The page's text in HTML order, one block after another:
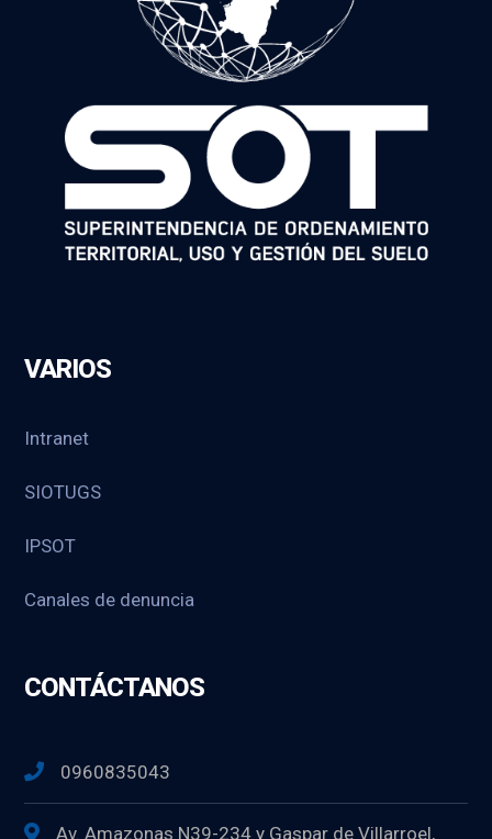
VARIOS
Intranet
SIOTUGS
IPSOT
Canales de denuncia
CONTÁCTANOS
0960835043
Av. Amazonas N39-234 y Gaspar de Villarroel,